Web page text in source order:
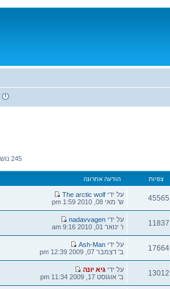
245 נושאים •
צפיות הודעה אחרונה
45565
הודעה
אחרונה
על ידי The arctic wolf
ש' מאי 08, 2010 1:59 pm
11837
הודעה
אחרונה
על ידי nadavvagen
ו' ינואר 01, 2010 9:16 am
17664
הודעה
אחרונה
על ידי Ash-Man
ב' דצמבר 07, 2009 12:39 pm
13012
הודעה
אחרונה
על ידי גיא יונה
ב' אוגוסט 17, 2009 11:34 pm